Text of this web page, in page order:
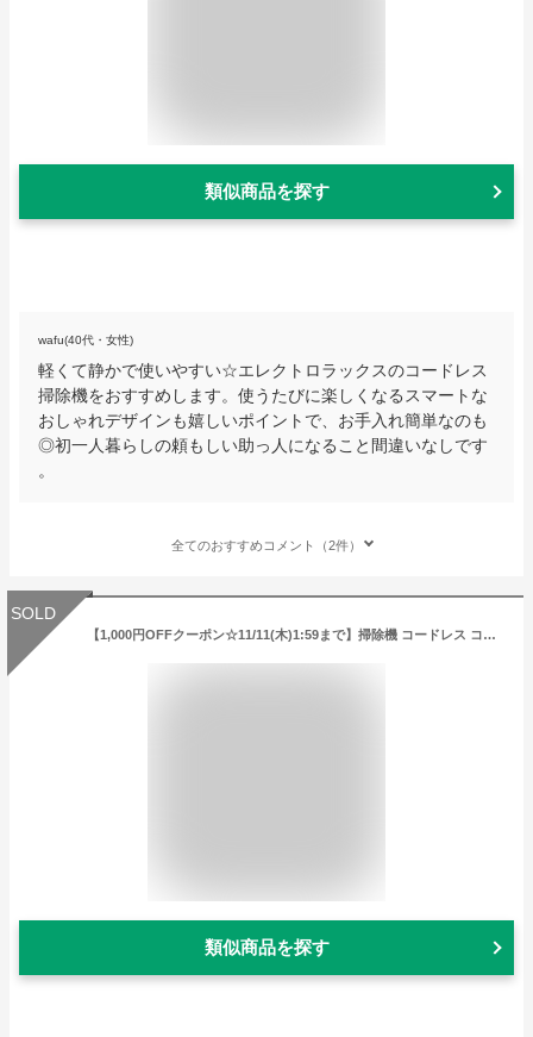
類似商品を探す
wafu(40代・女性)
軽くて静かで使いやすい☆エレクトロラックスのコードレス
掃除機をおすすめします。使うたびに楽しくなるスマートな
おしゃれデザインも嬉しいポイントで、お手入れ簡単なのも
◎初一人暮らしの頼もしい助っ人になること間違いなしです
。
全てのおすすめコメント（2件）
SOLD
【1,000円OFFクーポン☆11/11(木)1:59まで】掃除機 コードレス コードレス掃除機 スタンド 充電式掃除機 サイクロン掃除機 静音 軽量 軽い 車用 ハンディクリーナー コンパクト掃除機 ハンディ掃除機 コンパクト 強力 吸引力 12000Pa クリーナー 便利 高機能 高性能
類似商品を探す